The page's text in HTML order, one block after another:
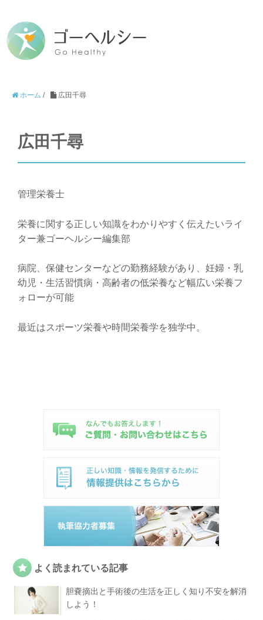
ホーム / 広田千尋
広田千尋
管理栄養士
栄養に関する正しい知識をわかりやすく伝えたいライ
ター兼ゴーヘルシー編集部
病院、保健センターなどの勤務経験があり、妊婦・乳
幼児・生活習慣病・高齢者の低栄養など幅広い栄養フ
ォローが可能
最近はスポーツ栄養や時間栄養学を独学中。
よく読まれている記事
胆嚢摘出と手術後の生活を正しく知り不安を解消
しよう！